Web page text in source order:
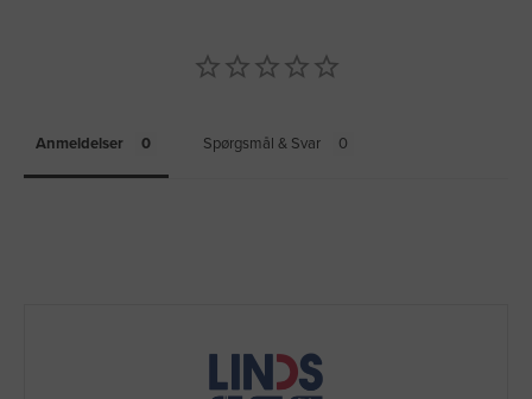
Anmeldelser Spørgsmål & Svar